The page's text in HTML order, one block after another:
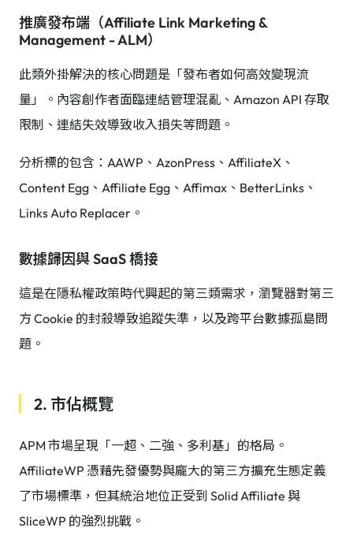
推廣發布端（Affiliate Link Marketing &
Management - ALM）
此類外掛解決的核心問題是「發布者如何高效變現流
量」。內容創作者面臨連結管理混亂、Amazon API 存取
限制、連結失效導致收入損失等問題。
分析標的包含：AAWP、AzonPress、AffiliateX、
Content Egg、Affiliate Egg、Affimax、BetterLinks、
Links Auto Replacer。
數據歸因與 SaaS 橋接
這是在隱私權政策時代興起的第三類需求，瀏覽器對第三
方 Cookie 的封殺導致追蹤失準，以及跨平台數據孤島問
題。
2. 市佔概覽
APM 市場呈現「一超、二強、多利基」的格局。
AffiliateWP 憑藉先發優勢與龐大的第三方擴充生態定義
了市場標準，但其統治地位正受到 Solid Affiliate 與
SliceWP 的強烈挑戰。